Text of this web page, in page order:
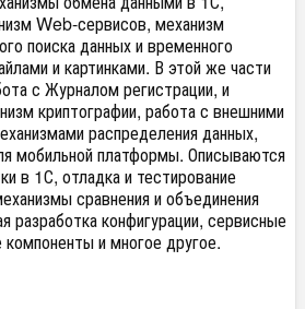
Web-сервисов, механизм
поиска данных и временного
и картинками. В этой же части
с Журналом регистрации, и
криптографии, работа с внешними
распределения данных,
мобильной платформы. Описываются
в 1С, отладка и тестирование
сравнения и объединения
разработка конфигурации, сервисные
и многое другое.